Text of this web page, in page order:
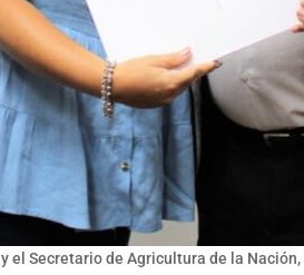
y el Secretario de Agricultura de la Nación,